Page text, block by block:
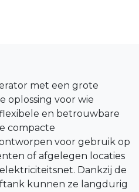
met een grote
oplossing voor wie
en betrouwbare
compacte
voor gebruik op
of afgelegen locaties
Dankzij de
kunnen ze langdurig